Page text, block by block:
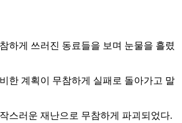
하게 쓰러진 동료들을 보며 눈물을 흘렸
한 계획이 무참하게 실패로 돌아가고 말
스러운 재난으로 무참하게 파괴되었다.